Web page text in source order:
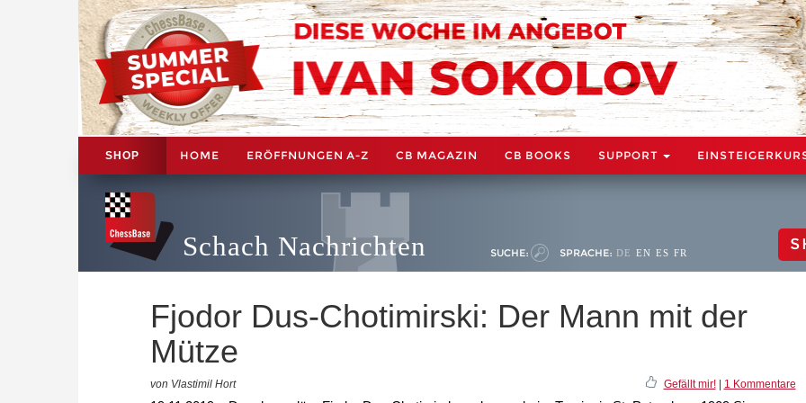
SHOP HOME ERÖFFNUNGEN A-Z CB MAGAZIN CB BOOKS SUPPORT
Schach Nachrichten SUCHE: SPRACHE: DE EN ES FR
Fjodor Dus-Chotimirski: Der Mann mit der
Mütze
von Vlastimil Hort Gefällt mir!| 1 Kommentare